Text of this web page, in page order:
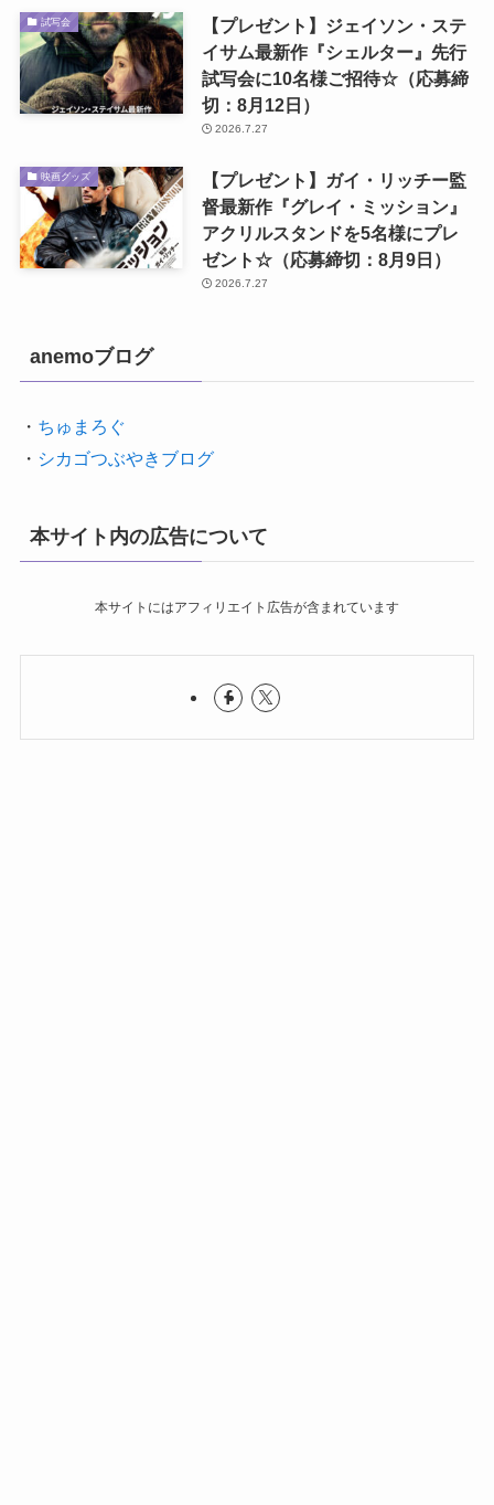
試写会
【プレゼント】ジェイソン・ステ
イサム最新作『シェルター』先行
試写会に10名様ご招待☆（応募締
切：8月12日）
2026.7.27
映画グッズ
【プレゼント】ガイ・リッチー監
督最新作『グレイ・ミッション』
アクリルスタンドを5名様にプレ
ゼント☆（応募締切：8月9日）
2026.7.27
anemoブログ
・ ちゅまろぐ
・ シカゴつぶやきブログ
本サイト内の広告について
本サイトにはアフィリエイト広告が含まれています